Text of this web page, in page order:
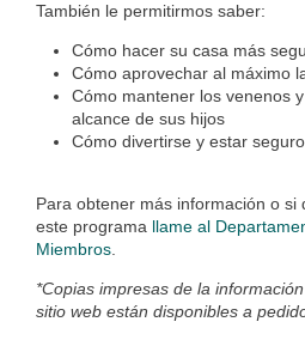
También le permitirmos saber:
Cómo hacer su casa más
Cómo aprovechar al máximo
Cómo mantener los venenos
alcance de sus hijos
Cómo divertirse y estar
Para obtener más información o si
este programa llame al
Miembros
*Copias impresas de la
sitio web están disponibles a